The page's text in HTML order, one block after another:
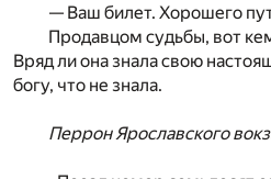
— Ваш билет. Хорошего
Продавцом судьбы, вот
Вряд ли она знала свою
богу, что не знала.
Перрон Ярославского